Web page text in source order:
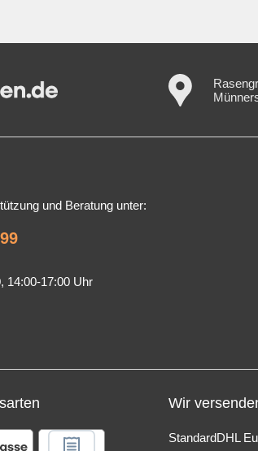
und Beratung unter:
14:00-17:00 Uhr
Wir
StandardDHL